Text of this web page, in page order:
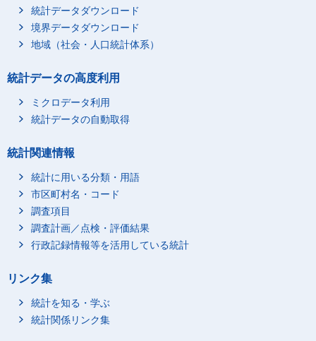
統計データダウンロード
境界データダウンロード
地域（社会・人口統計体系）
統計データの高度利用
ミクロデータ利用
統計データの自動取得
統計関連情報
統計に用いる分類・用語
市区町村名・コード
調査項目
調査計画／点検・評価結果
行政記録情報等を活用している統計
リンク集
統計を知る・学ぶ
統計関係リンク集